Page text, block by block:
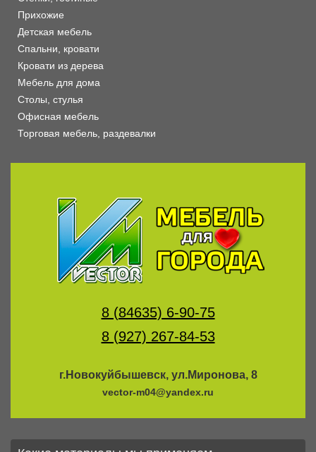
Прихожие
Детская мебель
Спальни, кровати
Кровати из дерева
Мебель для дома
Столы, стулья
Офисная мебель
Торговая мебель, раздевалки
8 (84635) 6-90-75
8 (927) 267-84-53
г.Новокуйбышевск, ул.Миронова, 8
vector-m04@yandex.ru